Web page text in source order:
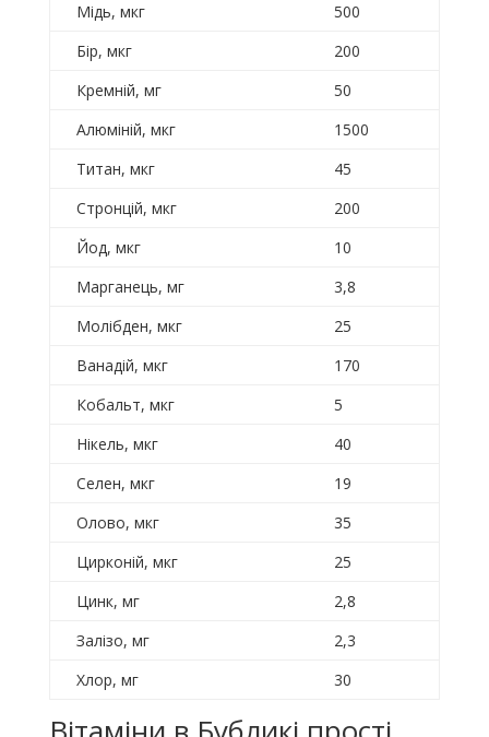
Мідь, мкг
500
Бір, мкг
200
Кремній, мг
50
Алюміній, мкг
1500
Титан, мкг
45
Стронцій, мкг
200
Йод, мкг
10
Марганець, мг
3,8
Молібден, мкг
25
Ванадій, мкг
170
Кобальт, мкг
5
Нікель, мкг
40
Селен, мкг
19
Олово, мкг
35
Цирконій, мкг
25
Цинк, мг
2,8
Залізо, мг
2,3
Хлор, мг
30